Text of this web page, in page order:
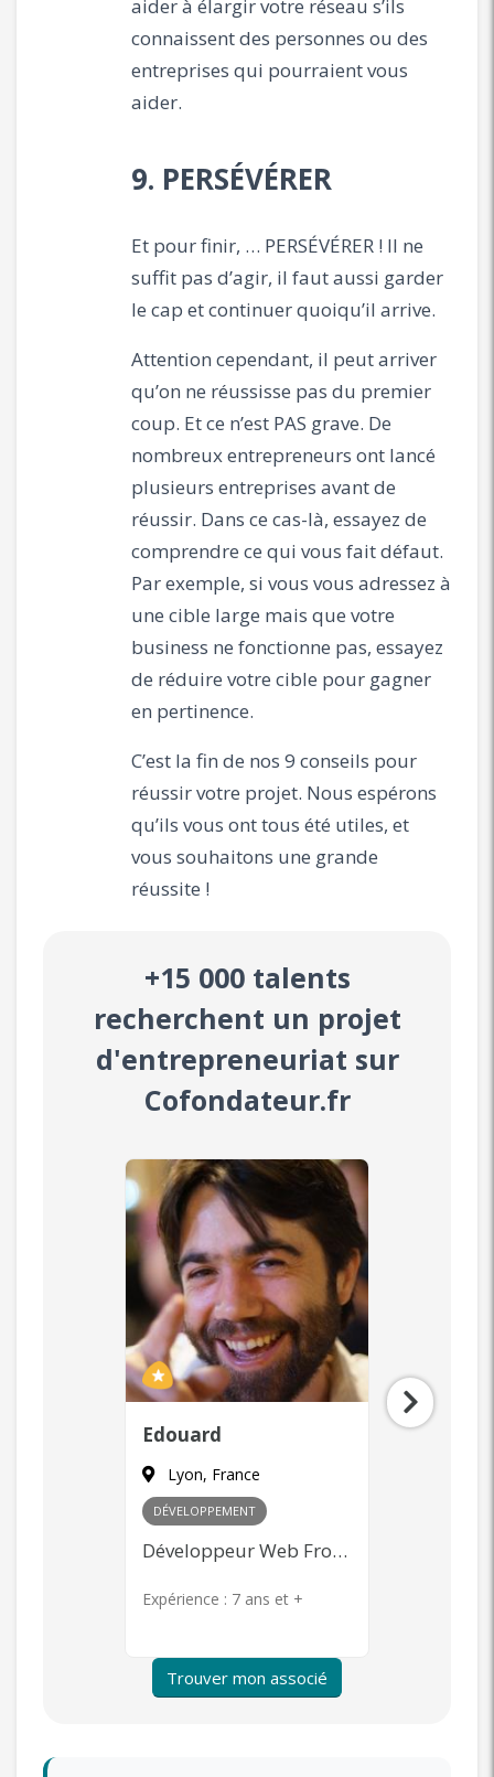
aider à élargir votre réseau s’ils
connaissent des personnes ou des
entreprises qui pourraient vous
aider.
9. PERSÉVÉRER
Et pour finir, … PERSÉVÉRER ! Il ne
suffit pas d’agir, il faut aussi garder
le cap et continuer quoiqu’il arrive.
Attention cependant, il peut arriver
qu’on ne réussisse pas du premier
coup. Et ce n’est PAS grave. De
nombreux entrepreneurs ont lancé
plusieurs entreprises avant de
réussir. Dans ce cas-là, essayez de
comprendre ce qui vous fait défaut.
Par exemple, si vous vous adressez à
une cible large mais que votre
business ne fonctionne pas, essayez
de réduire votre cible pour gagner
en pertinence.
C’est la fin de nos 9 conseils pour
réussir votre projet. Nous espérons
qu’ils vous ont tous été utiles, et
vous souhaitons une grande
réussite !
+15 000 talents
recherchent un projet
d'entrepreneuriat sur
Cofondateur.fr
Laurent
Paris, France
MARKETING + 1
Community Management, Content Marketing, Publicité en ligne, Product Management
Expérience : 7 ans et +
Zaya
Trouver mon associé